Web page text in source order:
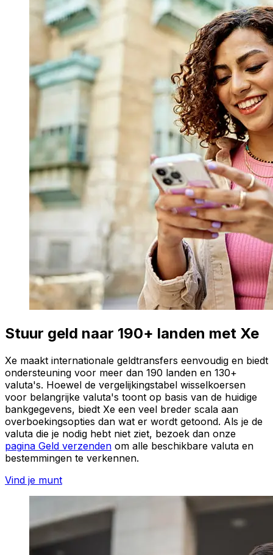
Stuur geld naar 190+ landen met Xe
Xe maakt internationale geldtransfers eenvoudig en biedt
ondersteuning voor meer dan 190 landen en 130+
valuta's. Hoewel de vergelijkingstabel wisselkoersen
voor belangrijke valuta's toont op basis van de huidige
bankgegevens, biedt Xe een veel breder scala aan
overboekingsopties dan wat er wordt getoond. Als je de
valuta die je nodig hebt niet ziet, bezoek dan onze
pagina Geld verzenden om alle beschikbare valuta en
bestemmingen te verkennen.
Vind je munt